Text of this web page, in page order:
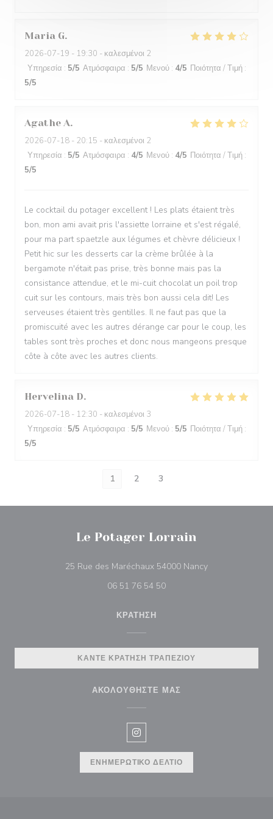
Maria G
2026-07-19 - 19:30 - καλεσμένοι 2
Υπηρεσία : 5/5 Ατμόσφαιρα : 5/5 Μενού : 4/5 Ποιότητα / Τιμή :
5/5
Agathe A
2026-07-18 - 20:15 - καλεσμένοι 2
Υπηρεσία : 5/5 Ατμόσφαιρα : 4/5 Μενού : 4/5 Ποιότητα / Τιμή :
5/5
Le cocktail du potager excellent ! Les plats étaient très
bon, mon ami avait pris l'assiette lorraine et s'est régalé,
pour ma part spaetzle aux légumes et chèvre délicieux !
Petit hic sur les desserts car la crème brûlée à la
bergamote n'était pas prise, très bonne mais pas la
consistance attendue, et le mi-cuit chocolat un poil trop
cuit sur les contours, mais très bon aussi cela dit! Les
serveuses étaient très gentilles. Il ne faut pas que la
promiscuité avec les autres dérange car pour le coup, les
tables sont très proches et donc nous mangeons presque
côte à côte avec les autres clients.
Hervelina D
2026-07-18 - 12:30 - καλεσμένοι 3
Υπηρεσία : 5/5 Ατμόσφαιρα : 5/5 Μενού : 5/5 Ποιότητα / Τιμή :
5/5
1 2 3
Le Potager Lorrain
25 Rue des Maréchaux 54000 Nancy((ανοίγει σε νέο
06 51 76 54 50
ΚΡΆΤΗΣΗ
ΚΆΝΤΕ ΚΡΆΤΗΣΗ ΤΡΑΠΕΖΙΟΎ
ΑΚΟΛΟΥΘΉΣΤΕ ΜΑΣ
Instagram ((ανοίγει σε νέο
ΕΝΗΜΕΡΩΤΙΚΌ ΔΕΛΤΊΟ